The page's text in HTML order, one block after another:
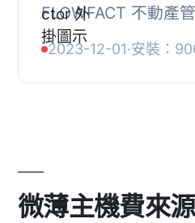
FLOWFACT 不動產
能嵌入 WordPress
示、市場估價、團隊
發等模組，協助房仲
2023-12-01·安裝：
微薄主機費來源